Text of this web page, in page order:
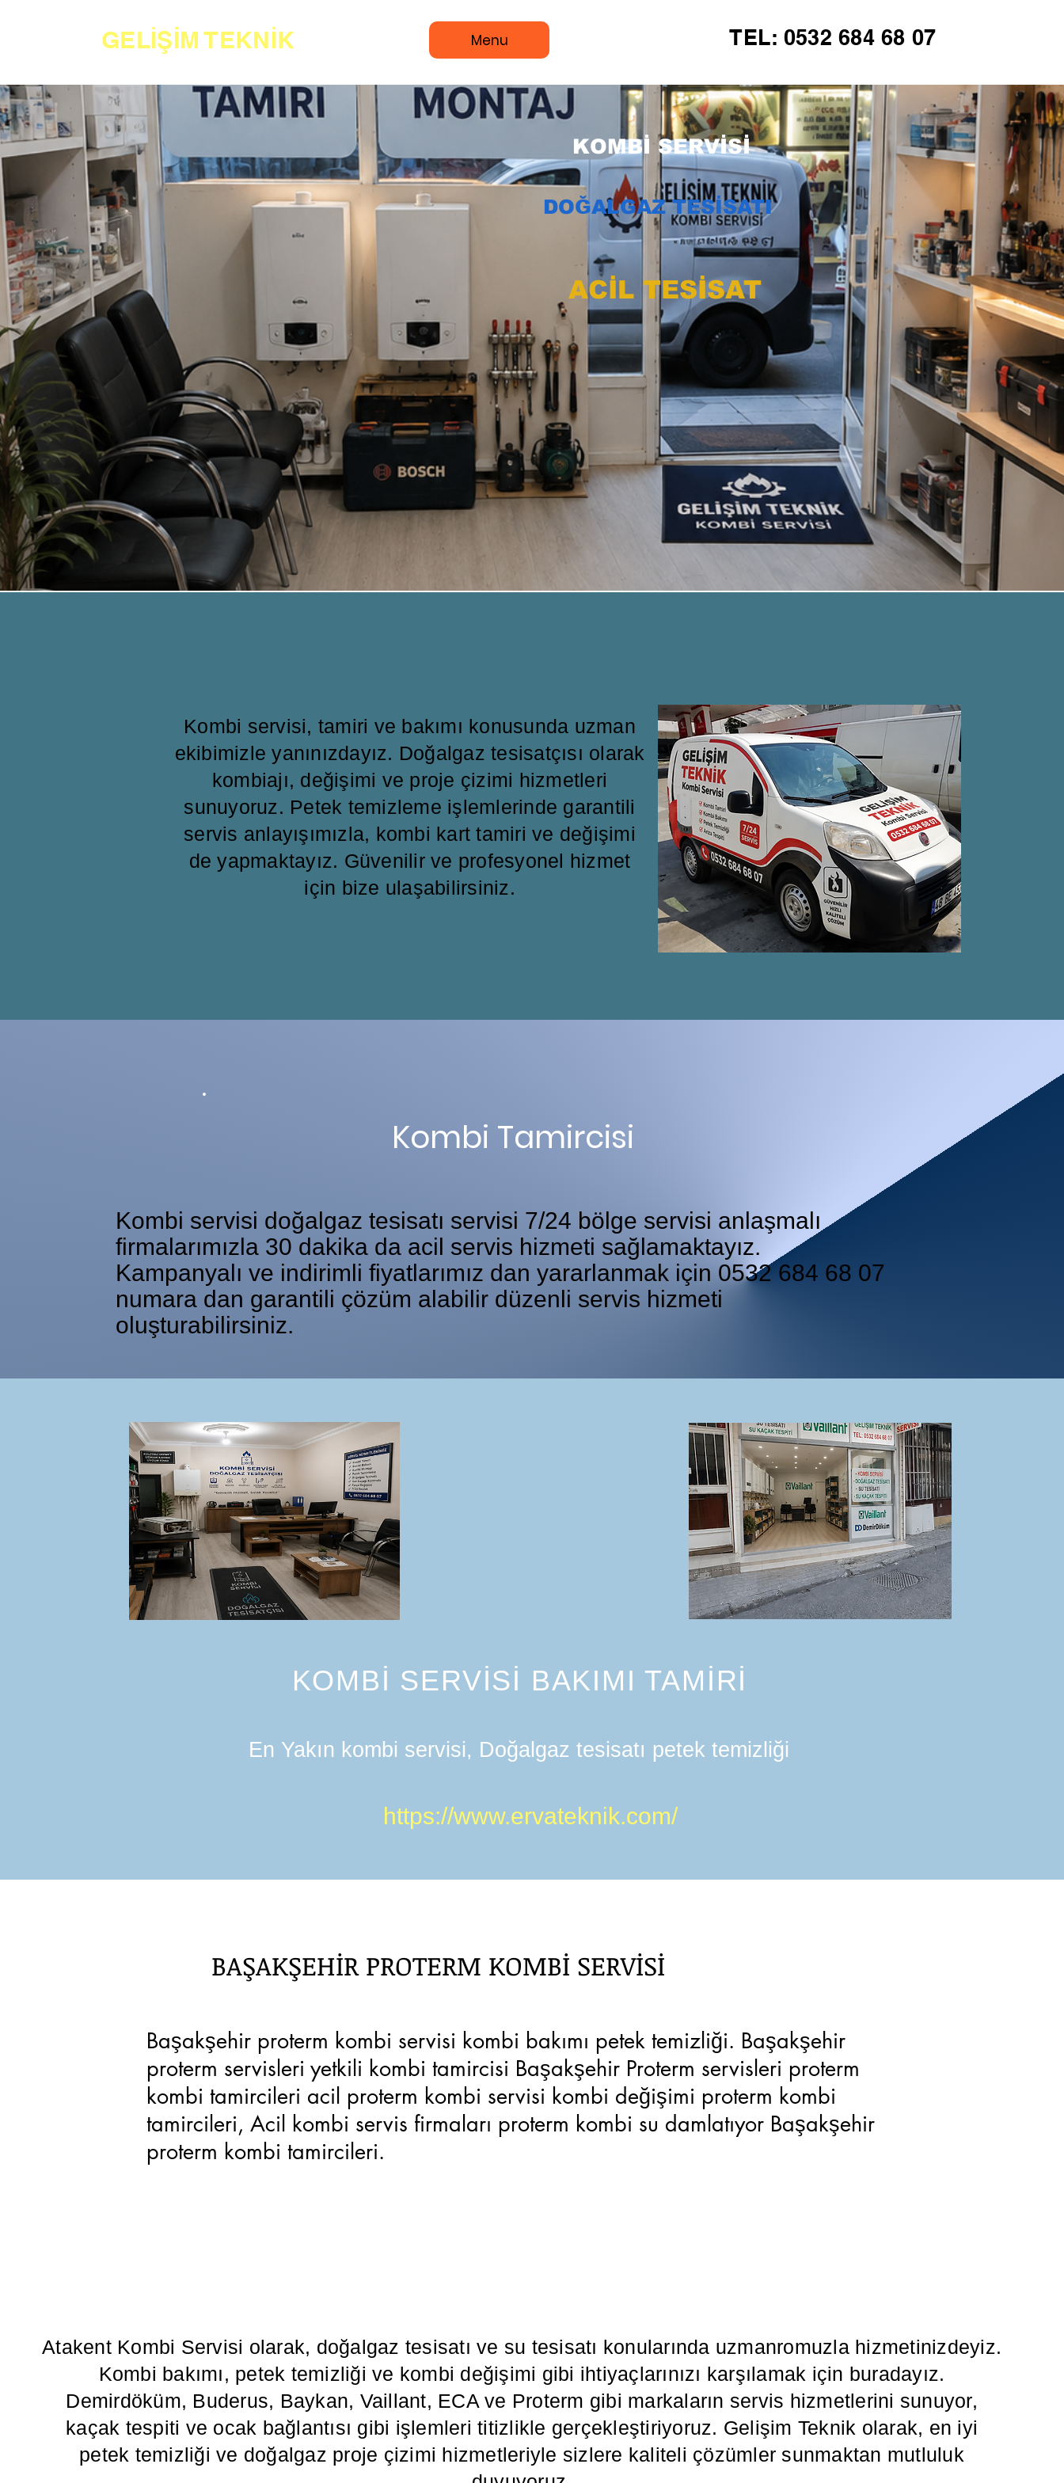
GELİŞİM TEKNİK Menu TEL: 0532 684 68 07
KOMBİ SERVİSİ
DOĞALGAZ TESİSATI
ACİL TESİSAT
Kombi servisi, tamiri ve bakımı konusunda uzman
ekibimizle yanınızdayız. Doğalgaz tesisatçısı olarak
kombiajı, değişimi ve proje çizimi hizmetleri
sunuyoruz. Petek temizleme işlemlerinde garantili
servis anlayışımızla, kombi kart tamiri ve değişimi
de yapmaktayız. Güvenilir ve profesyonel hizmet
için bize ulaşabilirsiniz.
Kombi Tamircisi
Kombi servisi doğalgaz tesisatı servisi 7/24 bölge servisi anlaşmalı
firmalarımızla 30 dakika da acil servis hizmeti sağlamaktayız.
Kampanyalı ve indirimli fiyatlarımız dan yararlanmak için 0532 684 68 07
numara dan garantili çözüm alabilir düzenli servis hizmeti
oluşturabilirsiniz.
KOMBİ SERVİSİ BAKIMI TAMİRİ
En Yakın kombi servisi, Doğalgaz tesisatı petek temizliği
https://www.ervateknik.com/
BAŞAKŞEHİR PROTERM KOMBİ SERVİSİ
Başakşehir proterm kombi servisi kombi bakımı petek temizliği. Başakşehir
proterm servisleri yetkili kombi tamircisi Başakşehir Proterm servisleri proterm
kombi tamircileri acil proterm kombi servisi kombi değişimi proterm kombi
tamircileri, Acil kombi servis firmaları proterm kombi su damlatıyor Başakşehir
proterm kombi tamircileri.
Atakent Kombi Servisi olarak, doğalgaz tesisatı ve su tesisatı konularında uzmanromuzla hizmetinizdeyiz.
Kombi bakımı, petek temizliği ve kombi değişimi gibi ihtiyaçlarınızı karşılamak için buradayız.
Demirdöküm, Buderus, Baykan, Vaillant, ECA ve Proterm gibi markaların servis hizmetlerini sunuyor,
kaçak tespiti ve ocak bağlantısı gibi işlemleri titizlikle gerçekleştiriyoruz. Gelişim Teknik olarak, en iyi
petek temizliği ve doğalgaz proje çizimi hizmetleriyle sizlere kaliteli çözümler sunmaktan mutluluk